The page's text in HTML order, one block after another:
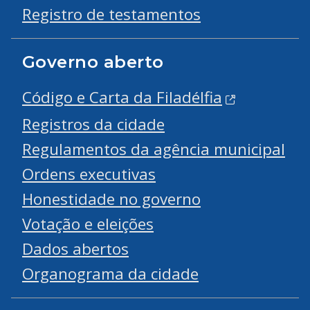
Registro de testamentos
Governo aberto
Código e Carta da Filadélfia
Registros da cidade
Regulamentos da agência municipal
Ordens executivas
Honestidade no governo
Votação e eleições
Dados abertos
Organograma da cidade